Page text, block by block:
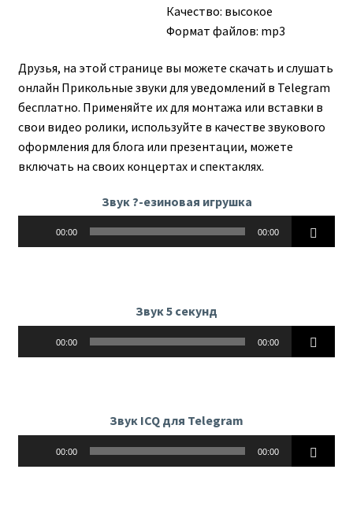
Качество: высокое
Формат файлов: mp3
Друзья, на этой странице вы можете скачать и слушать
онлайн Прикольные звуки для уведомлений в Telegram
бесплатно. Применяйте их для монтажа или вставки в
свои видео ролики, используйте в качестве звукового
оформления для блога или презентации, можете
включать на своих концертах и спектаклях.
Звук ?-езиновая игрушка
00:00 00:00
Звук 5 секунд
00:00 00:00
Звук ICQ для Telegram
00:00 00:00